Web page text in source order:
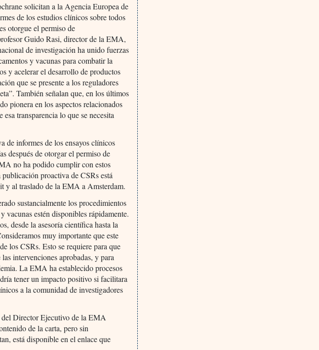
solicitan a la Agencia Europea de
de los estudios clínicos sobre todos
otorgue el permiso de
Guido Rasi, director de la EMA,
de investigación ha unido fuerzas
y vacunas para combatir la
y acelerar el desarrollo de productos
que se presente a los reguladores
También señalan que, en los últimos
pionera en los aspectos relacionados
transparencia lo que se necesita
informes de los ensayos clínicos
después de otorgar el permiso de
no ha podido cumplir con estos
proactiva de CSRs está
y al traslado de la EMA a Amsterdam.
sustancialmente los procedimientos
vacunas estén disponibles rápidamente.
desde la asesoría científica hasta la
muy importante que este
los CSRs. Esto se requiere para que
intervenciones aprobadas, y para
La EMA ha establecido procesos
tener un impacto positivo si facilitara
a la comunidad de investigadores
del Director Ejecutivo de la EMA
de la carta, pero sin
está disponible en el enlace que